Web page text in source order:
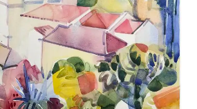
CONTACT